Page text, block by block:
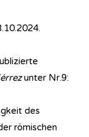
unter Nr.9:
des
römischen